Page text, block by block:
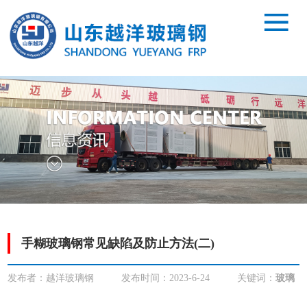
手糊玻璃钢常见缺陷及防止方法(二)
发布者：越洋玻璃钢 发布时间：2023-6-24 关键词：玻璃